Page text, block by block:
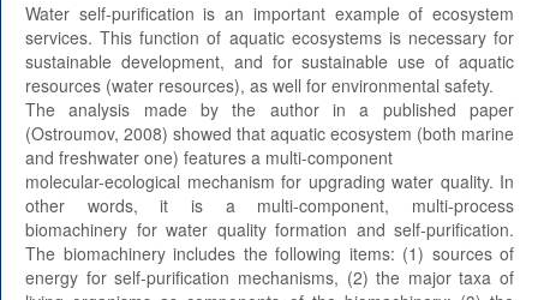
Water self-purification is an important example of ecosystem
services. This function of aquatic ecosystems is necessary for
sustainable development, and for sustainable use of aquatic
resources (water resources), as well for environmental safety.
The analysis made by the author in a published paper
(Ostroumov, 2008) showed that aquatic ecosystem (both marine
and freshwater one) features a multi-component
molecular-ecological mechanism for upgrading water quality. In
other words, it is a multi-component, multi-process
biomachinery for water quality formation and self-purification.
The biomachinery includes the following items: (1) sources of
energy for self-purification mechanisms, (2) the major taxa of